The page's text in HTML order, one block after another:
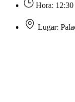
Hora:
Lugar: